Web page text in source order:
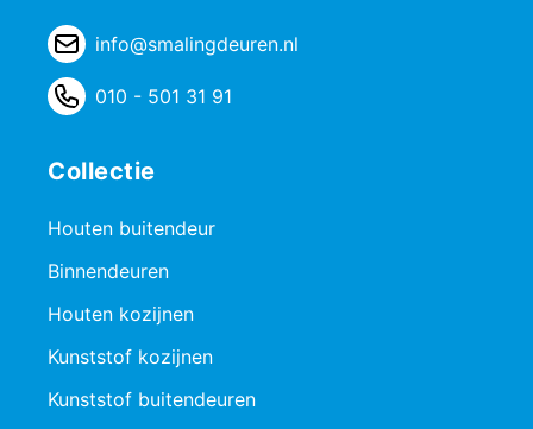
info@smalingdeuren.nl
010 - 501 31 91
Collectie
Houten buitendeur
Binnendeuren
Houten kozijnen
Kunststof kozijnen
Kunststof buitendeuren